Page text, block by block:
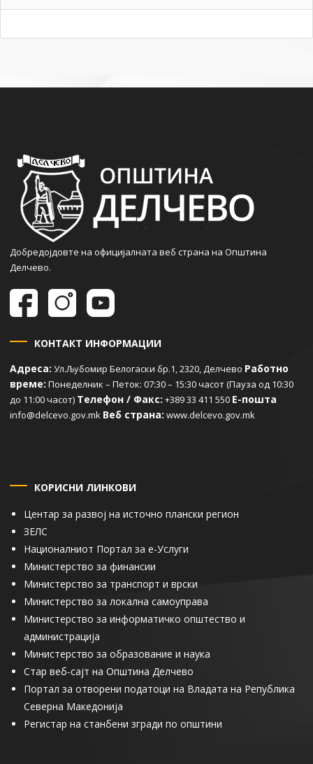
Добредојдовте на официјалната веб страна на Општина
Делчево.
КОНТАКТ ИНФОРМАЦИИ
Адреса: Ул.Љубомир Белогаски бр.1, 2320, Делчево Работно
време: Понеделник – Петок: 07:30 – 15:30 часот (Пауза од 10:30
до 11:00 часот) Телефон / Факс: +389 33 411 550 Е-пошта
info@delcevo.gov.mk Веб страна: www.delcevo.gov.mk
КОРИСНИ ЛИНКОВИ
Центар за развој на источно плански регион
ЗЕЛС
Националниот Портал за е-Услуги
Министерство за финансии
Министерство за транспорт и врски
Министерство за локална самоуправа
Министерство за информатичко општество и
администрација
Министерство за образование и наука
Стар веб-сајт на Општина Делчево
Портал за отворени податоци на Владата на Република
Северна Македонија
Регистар на станбени згради по општини